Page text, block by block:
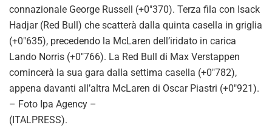
connazionale George Russell (+0″370). Terza fila con Isack
Hadjar (Red Bull) che scatterà dalla quinta casella in griglia
(+0″635), precedendo la McLaren dell’iridato in carica
Lando Norris (+0″766). La Red Bull di Max Verstappen
comincerà la sua gara dalla settima casella (+0″782),
appena davanti all’altra McLaren di Oscar Piastri (+0″921).
– Foto Ipa Agency –
(ITALPRESS).